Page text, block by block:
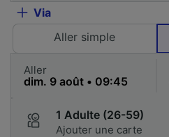
Via
Aller simple
Aller
1 Adulte (26-59)
Ajouter une carte